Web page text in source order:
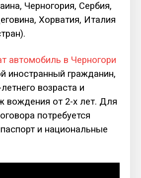
Черногория, Сербия,
Хорватия, Италия
автомобиль в Черногори
иностранный гражданин,
возраста и
вождения от 2-х лет. Для
потребуется
и национальные